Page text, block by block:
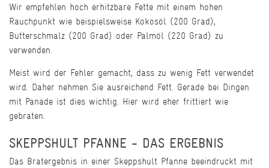
Wir empfehlen hoch erhitzbare Fette mit einem hohen
Rauchpunkt wie beispielsweise Kokosöl (200 Grad),
Butterschmalz (200 Grad) oder Palmöl (220 Grad) zu
verwenden.
Meist wird der Fehler gemacht, dass zu wenig Fett verwendet
wird. Daher nehmen Sie ausreichend Fett. Gerade bei Dingen
mit Panade ist dies wichtig. Hier wird eher frittiert wie
gebraten.
SKEPPSHULT PFANNE - DAS ERGEBNIS
Das Bratergebnis in einer Skeppshult Pfanne beeindruckt mit